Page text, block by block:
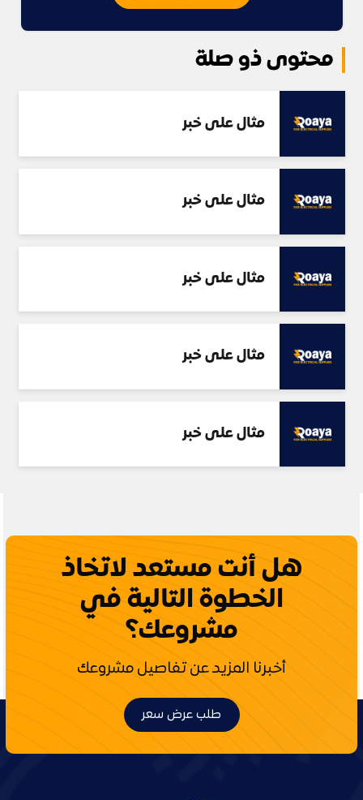
محتوى ذو صلة
مثال على خبر
مثال على خبر
مثال على خبر
مثال على خبر
مثال على خبر
هل أنت مستعد لاتخاذ
الخطوة التالية في
مشروعك؟
أخبرنا المزيد عن تفاصيل مشروعك
طلب عرض سعر